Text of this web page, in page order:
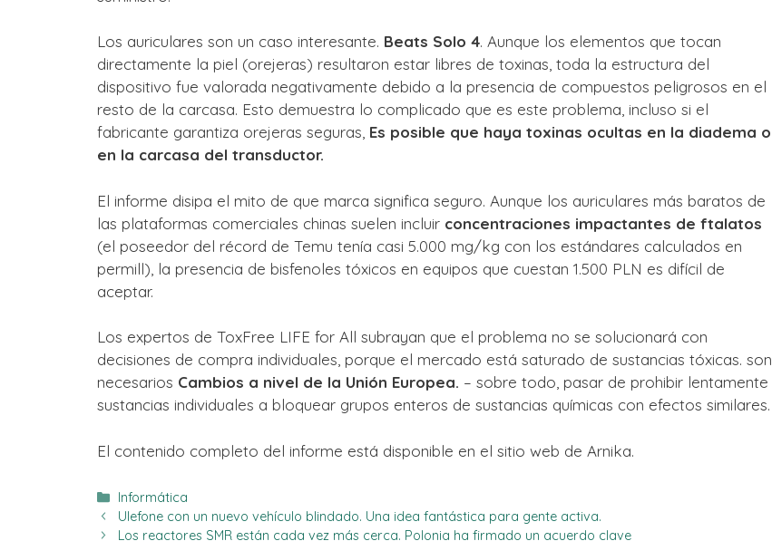
Los auriculares son un caso interesante. Beats Solo 4. Aunque los elementos que tocan
directamente la piel (orejeras) resultaron estar libres de toxinas, toda la estructura del
dispositivo fue valorada negativamente debido a la presencia de compuestos peligrosos en el
resto de la carcasa. Esto demuestra lo complicado que es este problema, incluso si el
fabricante garantiza orejeras seguras, Es posible que haya toxinas ocultas en la diadema o
en la carcasa del transductor.
El informe disipa el mito de que marca significa seguro. Aunque los auriculares más baratos de
las plataformas comerciales chinas suelen incluir concentraciones impactantes de ftalatos
(el poseedor del récord de Temu tenía casi 5.000 mg/kg con los estándares calculados en
permill), la presencia de bisfenoles tóxicos en equipos que cuestan 1.500 PLN es difícil de
aceptar.
Los expertos de ToxFree LIFE for All subrayan que el problema no se solucionará con
decisiones de compra individuales, porque el mercado está saturado de sustancias tóxicas. son
necesarios Cambios a nivel de la Unión Europea. – sobre todo, pasar de prohibir lentamente
sustancias individuales a bloquear grupos enteros de sustancias químicas con efectos similares.
El contenido completo del informe está disponible en el sitio web de Arnika.
Categorías
Informática
Ulefone con un nuevo vehículo blindado. Una idea fantástica para gente activa.
Los reactores SMR están cada vez más cerca. Polonia ha firmado un acuerdo clave